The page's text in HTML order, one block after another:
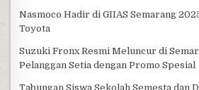
Nasmoco Hadir di GIIAS Semarang
Toyota
Suzuki Fronx Resmi Meluncur di
Pelanggan Setia dengan Promo Spesial
Tabungan Siswa Sekolah Semesta dan